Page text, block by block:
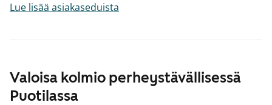
Valoisa kolmio perheystävällisessä
Puotilassa
Lue lisää asiakaseduista